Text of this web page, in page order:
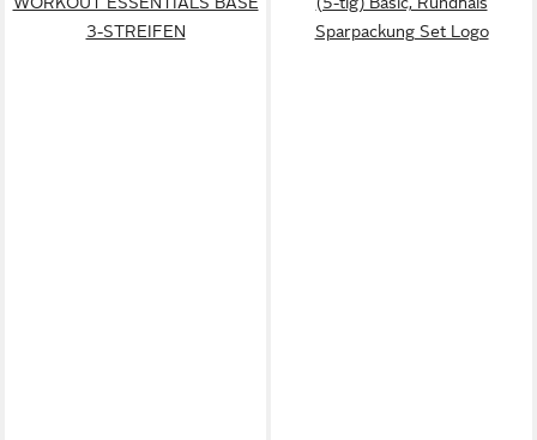
3-STREIFEN
Sparpackung Set Logo